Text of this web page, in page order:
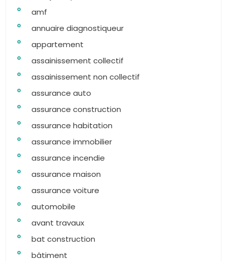
amf
annuaire diagnostiqueur
appartement
assainissement collectif
assainissement non collectif
assurance auto
assurance construction
assurance habitation
assurance immobilier
assurance incendie
assurance maison
assurance voiture
automobile
avant travaux
bat construction
bâtiment